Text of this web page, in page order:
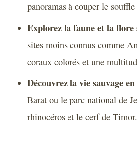
panoramas à couper le
Explorez la faune et la flore
sites moins connus comme
coraux colorés et une
Découvrez la vie sauvage
Barat ou le parc national de
rhinocéros et le cerf de Timor.